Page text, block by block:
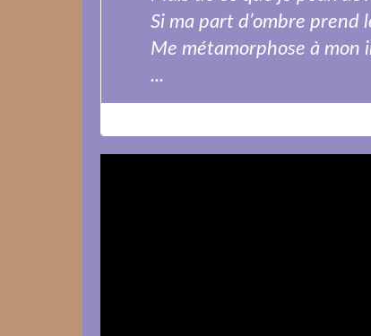
Si ma part d’ombre prend
Me métamorphose à mon
...